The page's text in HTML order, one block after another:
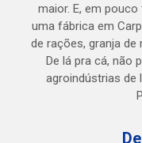
maior. E, em
uma fábrica em
de rações, granja
De lá pra cá, não
agroindústrias de